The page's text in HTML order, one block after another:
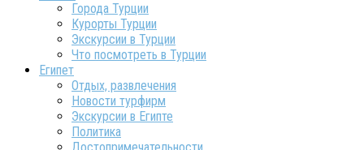
Города Турции
Курорты Турции
Экскурсии в Турции
Что посмотреть в Турции
Египет
Отдых, развлечения
Новости турфирм
Экскурсии в Египте
Политика